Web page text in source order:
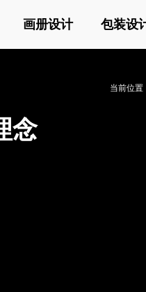
画册设计 包装设
当前位置
念